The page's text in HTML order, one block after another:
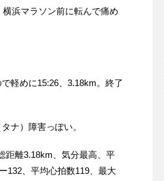
浜マラソン前に転んで痛め
軽めに15:26、3.18km。終了
ナ）障害っぽい。
距離3.18km、気分最高、平
132、平均心拍数119、最大